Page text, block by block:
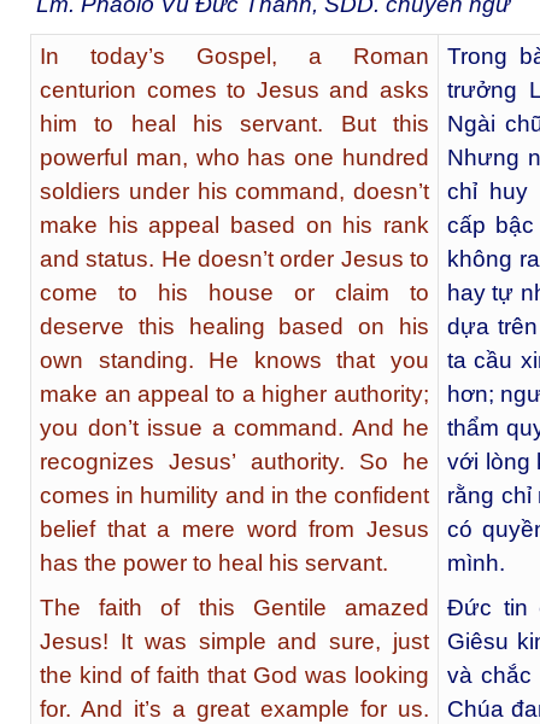
In today’s Gospel, a Roman
centurion comes to Jesus and asks
him to heal his servant. But this
powerful man, who has one hundred
soldiers under his command, doesn’t
make his appeal based on his rank
and status. He doesn’t order Jesus to
come to his house or claim to
deserve this healing based on his
own standing. He knows that you
make an appeal to a higher authority;
you don’t issue a command. And he
recognizes Jesus’ authority. So he
comes in humility and in the confident
belief that a mere word from Jesus
has the power to heal his servant.
The faith of this Gentile amazed
Jesus! It was simple and sure, just
the kind of faith that God was looking
for. And it’s a great example for us.
Trong
trưởng
Ngài
Nhưng
chỉ huy
cấp
không
hay tự
dựa
ta cầu
hơn;
thẩm
với lòng
rằng chỉ
có
mình.
Đức tin
Giêsu
và chắc
Chúa